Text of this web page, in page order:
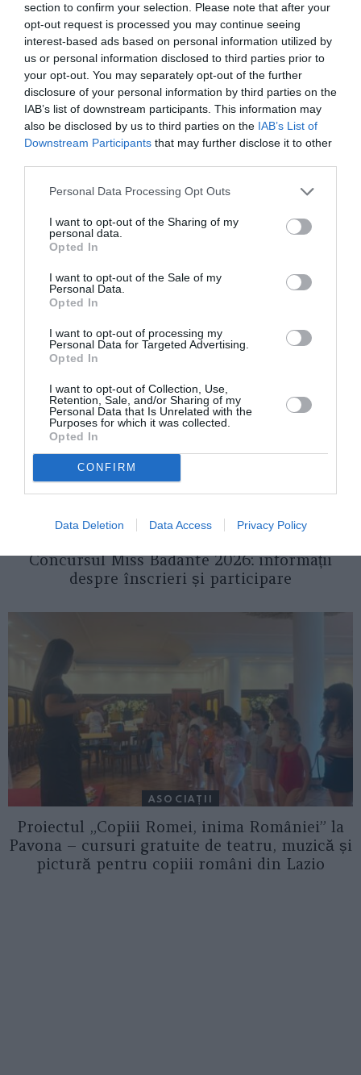
section to confirm your selection. Please note that after your
opt-out request is processed you may continue seeing
interest-based ads based on personal information utilized by
us or personal information disclosed to third parties prior to
your opt-out. You may separately opt-out of the further
disclosure of your personal information by third parties on the
IAB’s list of downstream participants. This information may
also be disclosed by us to third parties on the IAB’s List of
Downstream Participants that may further disclose it to other
Personal Data Processing Opt Outs
I want to opt-out of the Sharing of my
personal data.
Opted In
I want to opt-out of the Sale of my
Personal Data.
Opted In
I want to opt-out of processing my
Personal Data for Targeted Advertising.
Opted In
I want to opt-out of Collection, Use,
Retention, Sale, and/or Sharing of my
Personal Data that Is Unrelated with the
Purposes for which it was collected.
Opted In
CONFIRM
Data Deletion Data Access Privacy Policy
Un român i-a bătut pe poliţiştii veniţi să-i
oprească petrecerea
See Articolul anterior
Atacul din „Il Giornale”, replica moale a
Teroare la Vetralla: Bătută și violată, s-a
aruncat de la fereastră
AȚI PUTEA DORI DE
ITALIA
Concursul Miss Badante 2026: informații
despre înscrieri și participare
ASOCIAŢII
Proiectul „Copiii Romei, inima României” la
Pavona – cursuri gratuite de teatru, muzică și
pictură pentru copiii români din Lazio